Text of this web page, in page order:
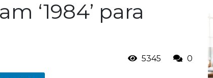
‘1984’ para
5345 0